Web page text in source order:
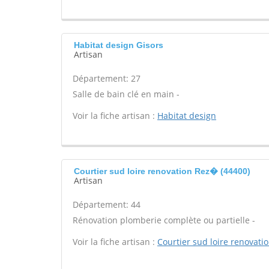
Habitat design Gisors
Artisan
Département: 27
Salle de bain clé en main -
Voir la fiche artisan : Habitat design
Courtier sud loire renovation Rez� (44400)
Artisan
Département: 44
Rénovation plomberie complète ou partielle -
Voir la fiche artisan : Courtier sud loire